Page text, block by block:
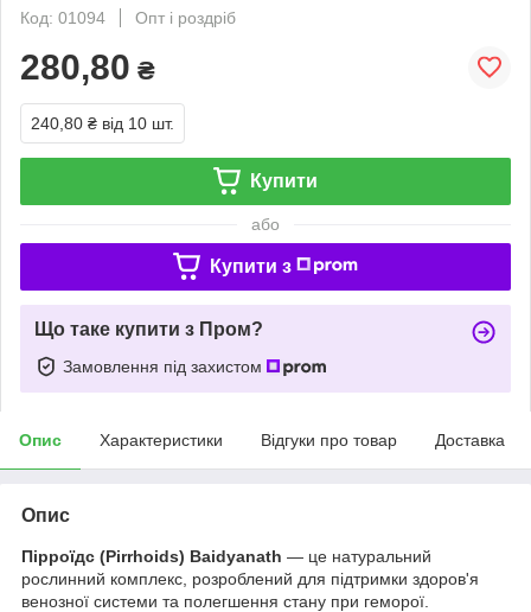
Код: 01094
Опт і роздріб
280,80 ₴
240,80 ₴ від 10 шт.
Купити
або
Купити з
Що таке купити з Пром?
Замовлення під захистом
Опис Характеристики Відгуки про товар Доставка
Опис
Пірроїдс (Pirrhoids) Baidyanath — це натуральний
рослинний комплекс, розроблений для підтримки здоров'я
венозної системи та полегшення стану при геморої.